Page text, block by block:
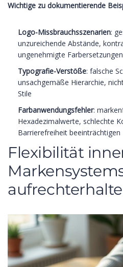
Wichtige zu dokumentierende
Logo-Missbrauchsszenarien:
unzureichende Abstände,
ungenehmigte Farbersetzungen
Typografie-Verstöße: falsche
unsachgemäße Hierarchie,
Stile
Farbanwendungsfehler:
Hexadezimalwerte, schlechte
Barrierefreiheit beeinträchtigen
Flexibilität